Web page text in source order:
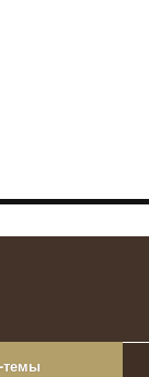
темы